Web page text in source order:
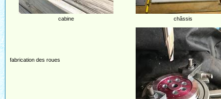
cabine châssis
fabrication des roues